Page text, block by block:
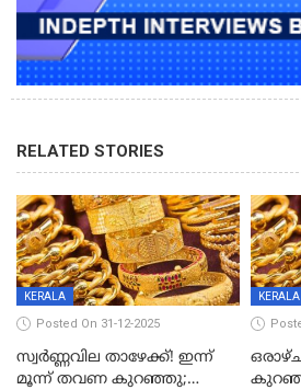
RELATED STORIES
KERALA
Posted On 31-12-2025
സ്വർണ്ണവില താഴേക്ക്! ഇന്ന്
മൂന്ന് തവണ കുറഞ്ഞു;
KERALA